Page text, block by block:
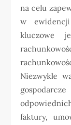
na celu
w
kluczowe
Niezwykle
faktury,